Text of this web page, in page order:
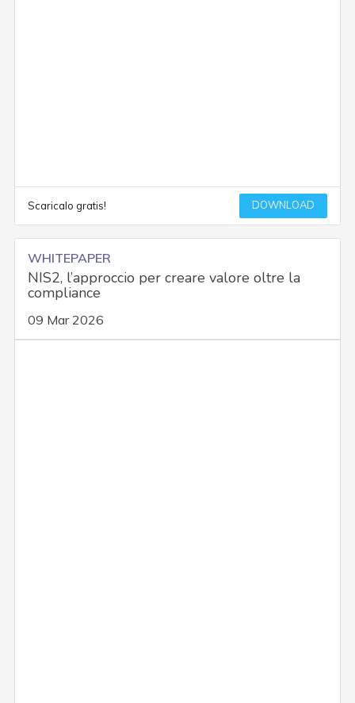
Scaricalo gratis! DOWNLOAD
WHITEPAPER
NIS2, l’approccio per creare valore oltre la
compliance
09 Mar 2026